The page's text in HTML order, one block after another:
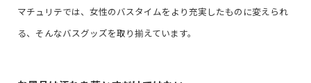
マチュリテでは、女性のバスタイムをより充実したものに変えられ
る、そんなバスグッズを取り揃えています。